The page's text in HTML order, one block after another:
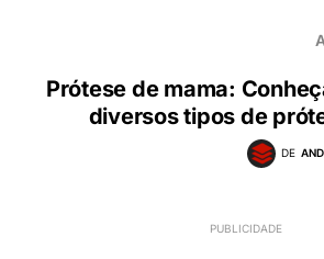
Prótese de mama:
diversos tipos de
DE